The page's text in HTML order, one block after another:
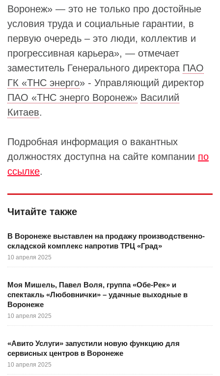
Воронеж» — это не только про достойные
условия труда и социальные гарантии, в
первую очередь – это люди, коллектив и
прогрессивная карьера», — отмечает
заместитель Генерального директора ПАО
ГК «ТНС энерго» - Управляющий директор
ПАО «ТНС энерго Воронеж» Василий
Китаев.
Подробная информация о вакантных
должностях доступна на сайте компании по
ссылке.
Читайте также
В Воронеже выставлен на продажу производственно-
складской комплекс напротив ТРЦ «Град»
10 апреля 2025
Моя Мишель, Павел Воля, группа «Обе-Рек» и
спектакль «Любовнички» – удачные выходные в
Воронеже
10 апреля 2025
«Авито Услуги» запустили новую функцию для
сервисных центров в Воронеже
10 апреля 2025